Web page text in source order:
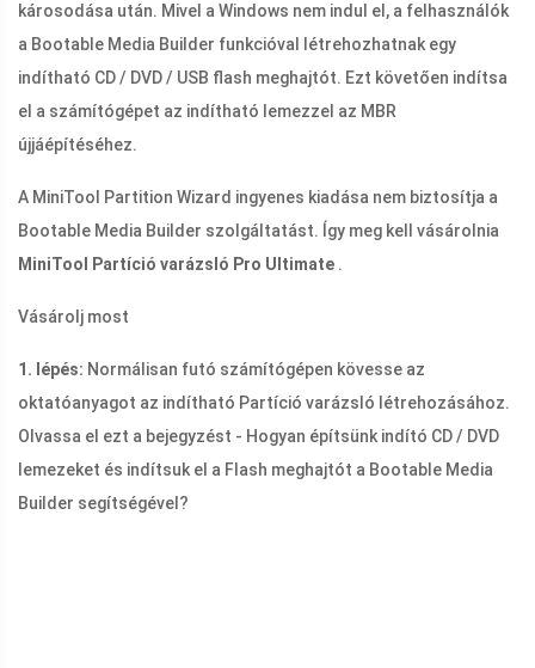
károsodása után. Mivel a Windows nem indul el, a felhasználók
a Bootable Media Builder funkcióval létrehozhatnak egy
indítható CD / DVD / USB flash meghajtót. Ezt követően indítsa
el a számítógépet az indítható lemezzel az MBR
újjáépítéséhez.
A MiniTool Partition Wizard ingyenes kiadása nem biztosítja a
Bootable Media Builder szolgáltatást. Így meg kell vásárolnia
MiniTool Partíció varázsló Pro Ultimate .
Vásárolj most
1. lépés: Normálisan futó számítógépen kövesse az
oktatóanyagot az indítható Partíció varázsló létrehozásához.
Olvassa el ezt a bejegyzést - Hogyan építsünk indító CD / DVD
lemezeket és indítsuk el a Flash meghajtót a Bootable Media
Builder segítségével?